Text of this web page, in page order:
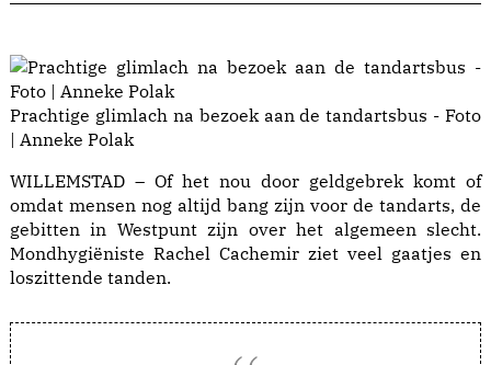
Prachtige glimlach na bezoek aan de tandartsbus - Foto
| Anneke Polak
WILLEMSTAD – Of het nou door geldgebrek komt of
omdat mensen nog altijd bang zijn voor de tandarts, de
gebitten in Westpunt zijn over het algemeen slecht.
Mondhygiëniste Rachel Cachemir ziet veel gaatjes en
loszittende tanden.